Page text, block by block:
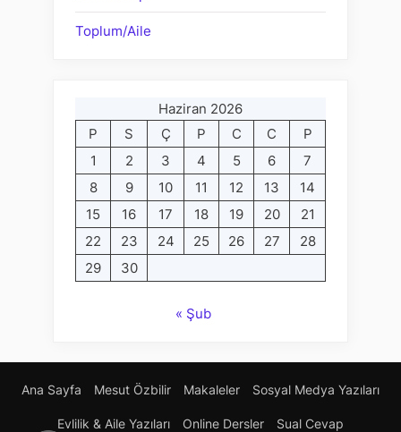
Toplum/Aile
Haziran 2026
P
S Ç P C C
P
1
2 3 4 5 6
7
8
9 10 11 12 13
14
15
16 17 18 19 20
21
22
23 24 25 26 27
28
29
30
« Şub
Ana Sayfa Mesut Özbilir Makaleler Sosyal Medya Yazıları
Evlilik & Aile Yazıları Online Dersler Sual Cevap